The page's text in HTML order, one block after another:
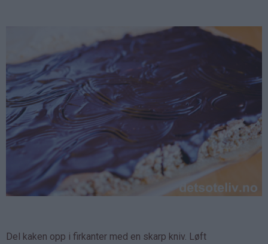
Del kaken opp i firkanter med en skarp kniv. Løft